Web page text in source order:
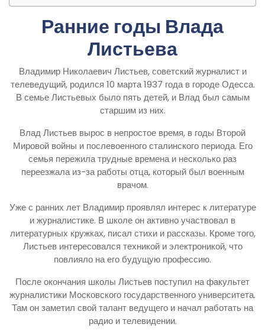
Ранние годы Влада
Листьева
Владимир Николаевич Листьев, советский журналист и
телеведущий, родился 10 марта 1937 года в городе Одесса.
В семье Листьевых было пять детей, и Влад был самым
старшим из них.
Влад Листьев вырос в непростое время, в годы Второй
Мировой войны и послевоенного сталинского периода. Его
семья пережила трудные времена и несколько раз
переезжала из-за работы отца, который был военным
врачом.
Уже с ранних лет Владимир проявлял интерес к литературе
и журналистике. В школе он активно участвовал в
литературных кружках, писал стихи и рассказы. Кроме того,
Листьев интересовался техникой и электроникой, что
повлияло на его будущую профессию.
После окончания школы Листьев поступил на факультет
журналистики Московского государственного университета.
Там он заметил свой талант ведущего и начал работать на
радио и телевидении.